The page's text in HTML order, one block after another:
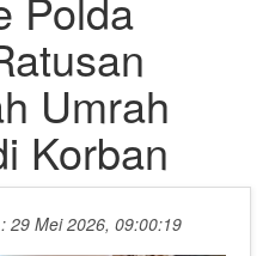
Umrah
Korban
29 Mei 2026, 09:00:19